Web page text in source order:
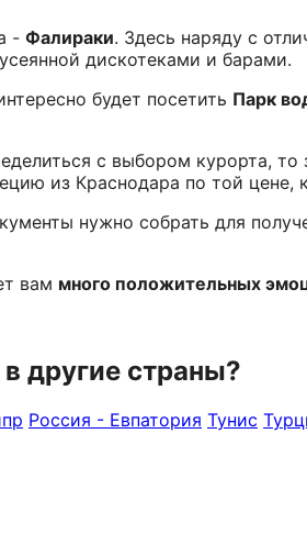
- Фалираки. Здесь наряду с
дискотеками и барами.
будет посетить Парк
с выбором курорта,
из Краснодара по той цене,
нужно собрать для
вам много положительных
другие страны?
Россия - Евпатория Тунис